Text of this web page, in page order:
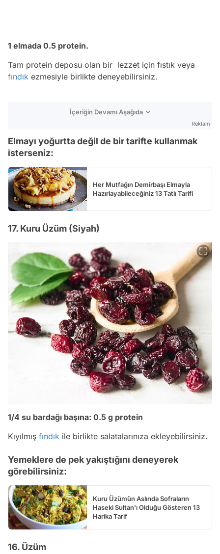
1 elmada 0.5 protein.
Tam protein deposu olan bir lezzet için fıstık veya
fındık ezmesiyle birlikte deneyebilirsiniz.
İçeriğin Devamı Aşağıda
Reklam
Elmayı yoğurtta değil de bir tarifte kullanmak
isterseniz:
Her Mutfağın Demirbaşı Elmayla
Hazırlayabileceğiniz 13 Tatlı Tarifi
17. Kuru Üzüm (Siyah)
1/4 su bardağı başına: 0.5 g protein
Kıyılmış fındık ile birlikte salatalarınıza ekleyebilirsiniz.
Yemeklere de pek yakıştığını deneyerek
görebilirsiniz:
Kuru Üzümün Aslında Sofraların
Haseki Sultan'ı Olduğu Gösteren 13
Harika Tarif
16. Üzüm